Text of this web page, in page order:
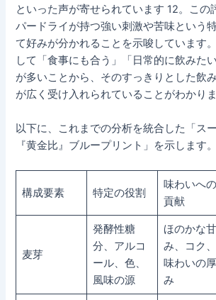
といった声が寄せられています 12。この
パードライが持つ強い刺激や苦味という
て好みが分かれることを示唆しています
して「食事にも合う」「日常的に飲みた
が多いことから、そのすっきりとした飲
が広く受け入れられていることがわかりま
以下に、これまでの分析を統合した「ス
『黄金比』ブループリント」を示します。
構成要素 特定の役割
味わいへの
貢献
麦芽
発酵性糖
分、アルコ
ール、色、
風味の源
ほのかな甘
み、コク、
味わいの厚
み